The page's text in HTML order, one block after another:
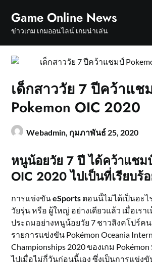
content
Game Online News
ข่าวเกม เกมออนไลน์ เกมน่าเล่น
เด็กสาววัย 7 ปีคว้าแช
Pokemon OIC 2020
Webadmin, กุมภาพันธ์ 25, 2020
หนูน้อยวัย 7 ปี ได้คว้าแชม
OIC 2020 ไปเป็นที่เรียบร้
การแข่งขันeSports ตอนนี้ไม่ได้เป็นอะไ
วัยรุ่น หรือ ผู้ใหญ่ อย่างเดียวแล้ว เมื่อเรา
ประถมอย่างหนูน้อยวัย 7 ชาวสิงคโปร์ค
รายการแข่งขัน Pokémon Oceania
Championships 2020 ของเกม Pokémon
ไปเมื่อไม่กี่วันก่อนนี้เอง ซึ่งเป็นการแข่ง